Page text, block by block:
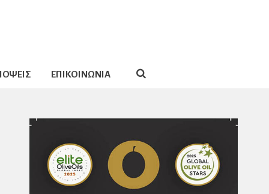
ΕΠΙΚΟΙΝΩΝΙΑ